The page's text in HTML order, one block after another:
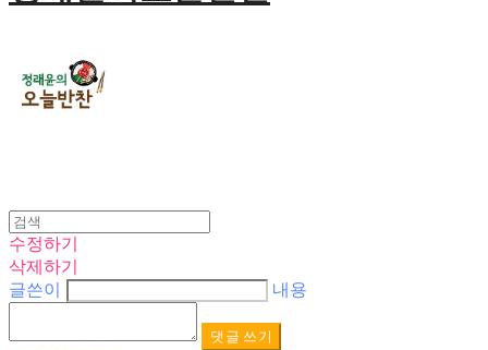
수정하기
삭제하기
글쓴이
내용
댓글 쓰기